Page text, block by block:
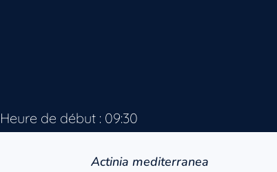
Heure de début : 09:30
Actinia mediterranea